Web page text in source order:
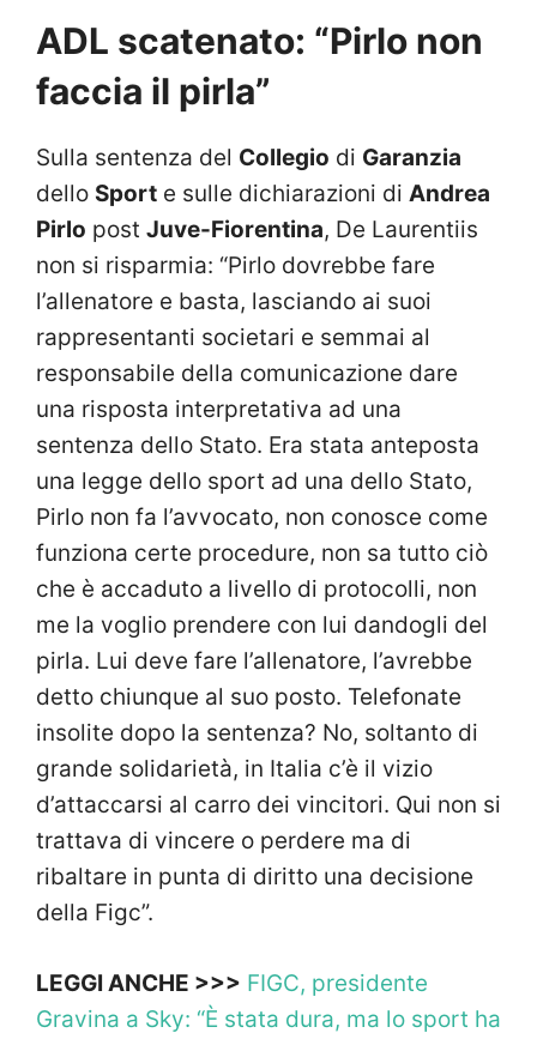
ADL scatenato: “Pirlo non
faccia il pirla”
Sulla sentenza del Collegio di Garanzia
dello Sport e sulle dichiarazioni di Andrea
Pirlo post Juve-Fiorentina, De Laurentiis
non si risparmia: “Pirlo dovrebbe fare
l’allenatore e basta, lasciando ai suoi
rappresentanti societari e semmai al
responsabile della comunicazione dare
una risposta interpretativa ad una
sentenza dello Stato. Era stata anteposta
una legge dello sport ad una dello Stato,
Pirlo non fa l’avvocato, non conosce come
funziona certe procedure, non sa tutto ciò
che è accaduto a livello di protocolli, non
me la voglio prendere con lui dandogli del
pirla. Lui deve fare l’allenatore, l’avrebbe
detto chiunque al suo posto. Telefonate
insolite dopo la sentenza? No, soltanto di
grande solidarietà, in Italia c’è il vizio
d’attaccarsi al carro dei vincitori. Qui non si
trattava di vincere o perdere ma di
ribaltare in punta di diritto una decisione
della Figc”.
LEGGI ANCHE >>> FIGC, presidente
Gravina a Sky: “È stata dura, ma lo sport ha